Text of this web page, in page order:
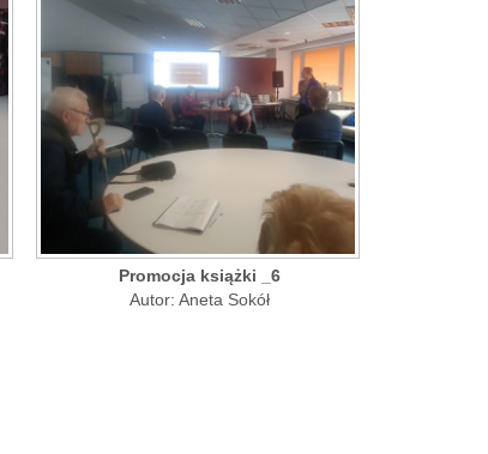
Promocja książki _6
Autor: Aneta Sokół